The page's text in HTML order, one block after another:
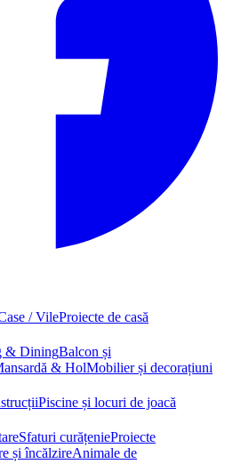
/ VileProiecte de casă
& DiningBalcon și
& HolMobilier și decorațiuni
Piscine și locuri de joacă
Sfaturi curățenieProiecte
și încălzireAnimale de